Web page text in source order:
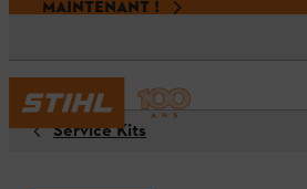
MAINTENANT !
Service Kits